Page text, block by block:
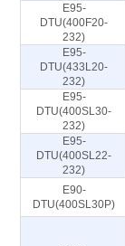
E95-
DTU(400F20-
232)
E95-
DTU(433L20-
232)
E95-
DTU(400SL30-
232)
E95-
DTU(400SL22-
232)
E90-
DTU(400SL30P)